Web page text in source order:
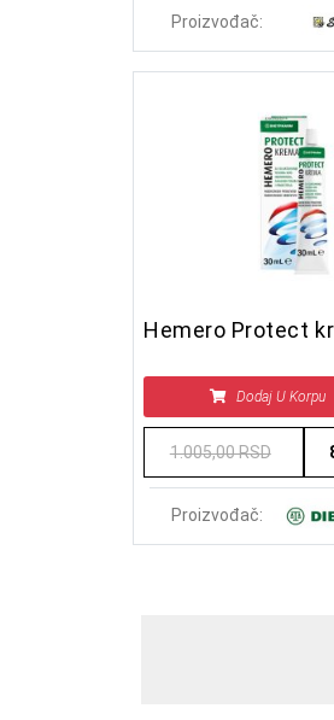
Proizvođač:
Hemero Protect
Dodaj U Korpu
1.005,00 RSD
Proizvođač: